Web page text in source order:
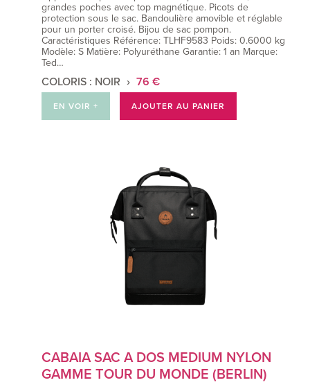
grandes poches avec top magnétique. Picots de
protection sous le sac. Bandoulière amovible et réglable
pour un porter croisé. Bijou de sac pompon.
Caractéristiques Référence: TLHF9583 Poids: 0.6000 kg
Modèle: S Matière: Polyuréthane Garantie: 1 an Marque:
Ted…
COLORIS : NOIR 76 €
EN VOIR + AJOUTER AU PANIER
CABAIA SAC A DOS MEDIUM NYLON
GAMME TOUR DU MONDE (BERLIN)